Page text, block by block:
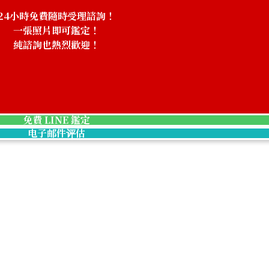
小時免費隨時受理諮詢！
一張照片即可鑑定！
純諮詢也熱烈歡迎！
免費 LINE 鑑定
电子邮件评估